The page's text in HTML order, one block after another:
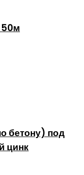
50м
бетону) под
цинк